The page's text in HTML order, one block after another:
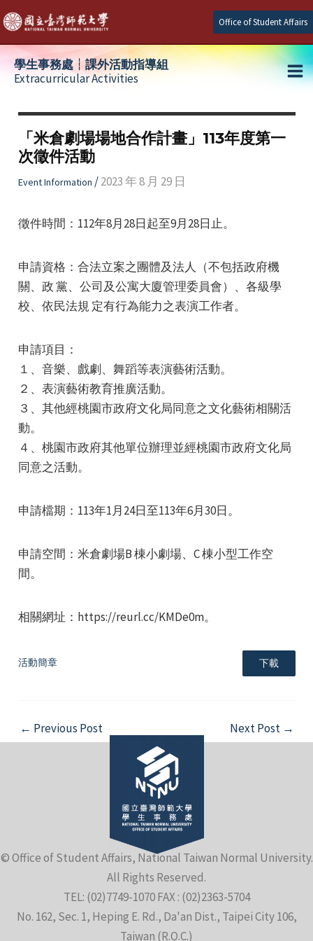
Skip
to
content
Office of Student Affairs
學生事務處┆課外活動指導組
Extracurricular Activities
「米倉劇場場地合作計畫」113年度第一
次徵件活動
Event Information /2023 年 8 月 29 日
徵件時間：112年8月28日起至9月28日止。
申請資格：合法立案之團體及法人（不包括政府機
關、政 黨、公司及公寓大廈管理委員會）、各級學
校、依民法規 定有行為能力之表演工作者。
申請項目：
１、音樂、戲劇、舞蹈等表演藝術活動。
２、表演藝術教育推廣活動。
３、其他經桃園市政府文化局同意之文化藝術相關活
動。
４、桃園市政府其他單位辦理並經桃園市政府文化局
同意之活動。
申請檔期：113年1月24日至113年6月30日。
申請空間：米倉劇場B 棟小劇場、C 棟小型工作空
間。
相關網址：https://reurl.cc/KMDe0m。
活動簡章 下載
Post
navigation
← Previous Post Next Post →
© Office of Student Affairs, National Taiwan Normal University.
All Rights Reserved.
TEL: (02)7749-1070 FAX : (02)2363-5704
No. 162, Sec. 1, Heping E. Rd., Da'an Dist., Taipei City 106,
Taiwan (R.O.C.)